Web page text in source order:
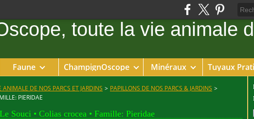
Faune ChampignOscope Minéraux Tuyaux
ANIMALE DE NOS PARCS ET JARDINS > PAPILLONS DE NOS PARCS & JARDINS >
PIERIDAE
Le Souci • Colias crocea • Famille: Pieridae